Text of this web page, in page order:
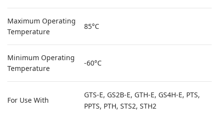
Maximum Operating
Temperature
85°C
Minimum Operating
Temperature
-60°C
For Use With
GTS-E, GS2B-E, GTH-E, GS4H-E, PTS,
PPTS, PTH, STS2, STH2